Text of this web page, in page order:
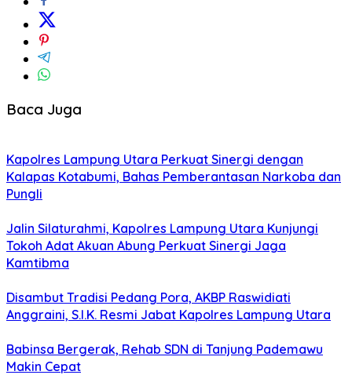
Baca Juga
Kapolres Lampung Utara Perkuat Sinergi dengan
Kalapas Kotabumi, Bahas Pemberantasan Narkoba dan
Pungli
Jalin Silaturahmi, Kapolres Lampung Utara Kunjungi
Tokoh Adat Akuan Abung Perkuat Sinergi Jaga
Kamtibma
Disambut Tradisi Pedang Pora, AKBP Raswidiati
Anggraini, S.I.K. Resmi Jabat Kapolres Lampung Utara
Babinsa Bergerak, Rehab SDN di Tanjung Pademawu
Makin Cepat